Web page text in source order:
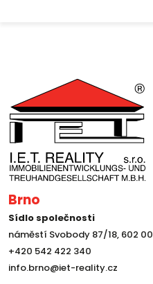
Brno
Sídlo společnosti
náměstí Svobody 87/18, 602 00
+420 542 422 340
info.brno@iet-reality.cz